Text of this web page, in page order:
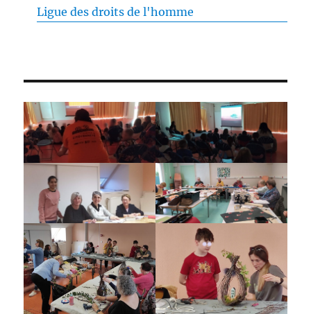
Ligue des droits de l'homme